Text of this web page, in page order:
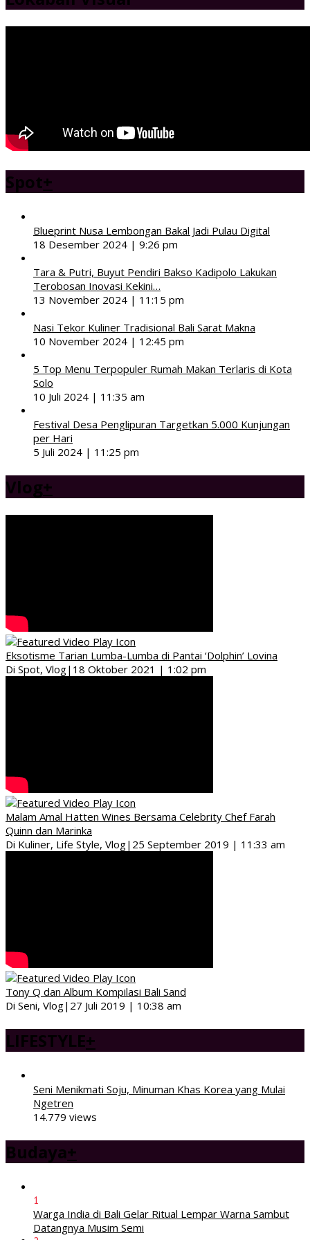
Spot+
Blueprint Nusa Lembongan Bakal Jadi Pulau Digital
18 Desember 2024 | 9:26 pm
Tara & Putri, Buyut Pendiri Bakso Kadipolo Lakukan
Terobosan Inovasi Kekini…
13 November 2024 | 11:15 pm
Nasi Tekor Kuliner Tradisional Bali Sarat Makna
10 November 2024 | 12:45 pm
5 Top Menu Terpopuler Rumah Makan Terlaris di Kota
Solo
10 Juli 2024 | 11:35 am
Festival Desa Penglipuran Targetkan 5.000 Kunjungan
per Hari
5 Juli 2024 | 11:25 pm
Vlog+
Eksotisme Tarian Lumba-Lumba di Pantai ‘Dolphin’ Lovina
Di Spot, Vlog| 18 Oktober 2021 | 1:02 pm
Malam Amal Hatten Wines Bersama Celebrity Chef Farah
Quinn dan Marinka
Di Kuliner, Life Style, Vlog| 25 September 2019 | 11:33 am
Tony Q dan Album Kompilasi Bali Sand
Di Seni, Vlog| 27 Juli 2019 | 10:38 am
LIFESTYLE+
Seni Menikmati Soju, Minuman Khas Korea yang Mulai
Ngetren
14.779 views
Budaya+
1
Warga India di Bali Gelar Ritual Lempar Warna Sambut
Datangnya Musim Semi